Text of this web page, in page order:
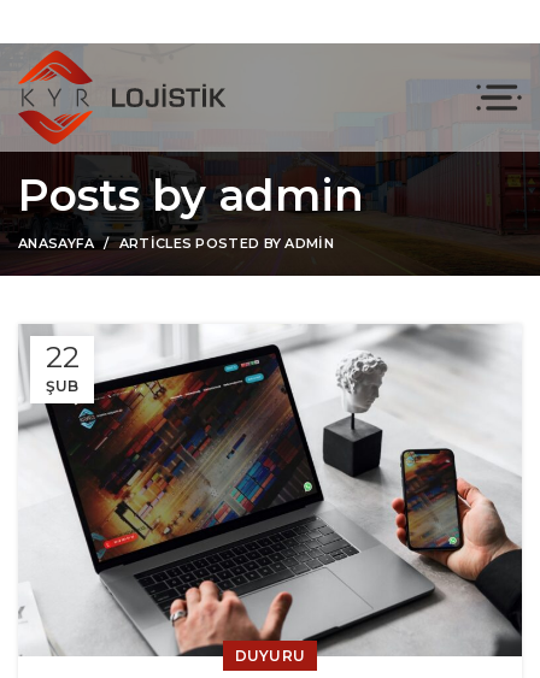
Posts byadmin
ANASAYFA ARTICLES POSTED BY ADMIN
22
ŞUB
DUYURU